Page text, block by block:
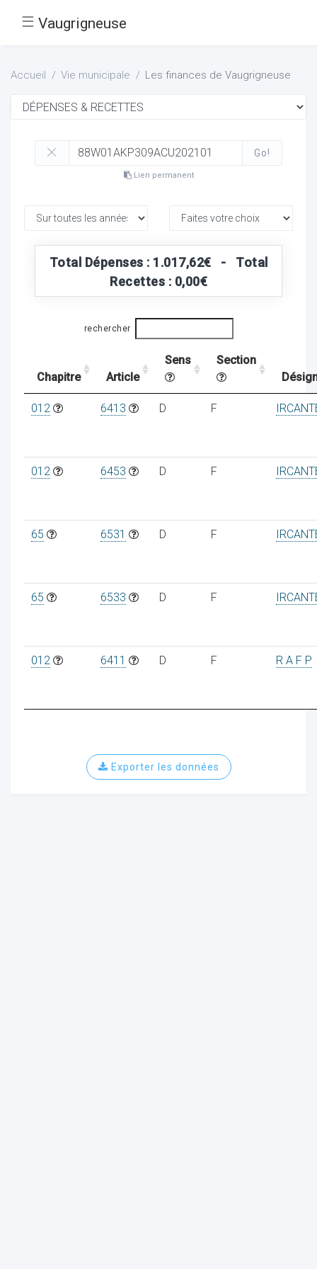
☰ Vaugrigneuse
Accueil Vie municipale Les finances de Vaugrigneuse
Go!
Lien permanent
Total Dépenses : 1.017,62€ - Total
Recettes : 0,00€
rechercher
Chapitre Article
Sens
Section
012 6413 D F
012 6453 D F
65 6531 D F
65 6533 D F
012 6411 D F R A F P
Exporter les données